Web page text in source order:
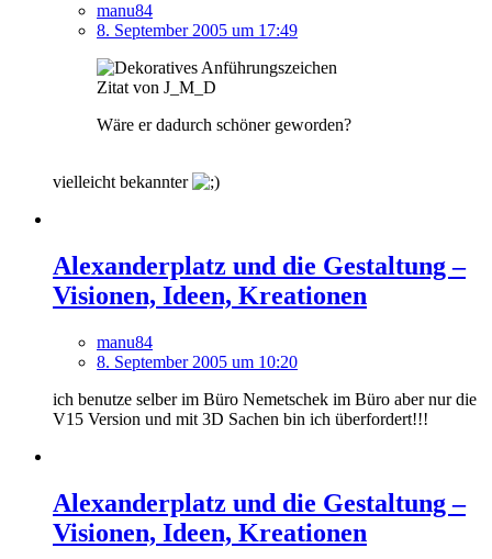
manu84
8. September 2005 um 17:49
Zitat von J_M_D
Wäre er dadurch schöner geworden?
vielleicht bekannter
Alexanderplatz und die Gestaltung –
Visionen, Ideen, Kreationen
manu84
8. September 2005 um 10:20
ich benutze selber im Büro Nemetschek im Büro aber nur die
V15 Version und mit 3D Sachen bin ich überfordert!!!
Alexanderplatz und die Gestaltung –
Visionen, Ideen, Kreationen